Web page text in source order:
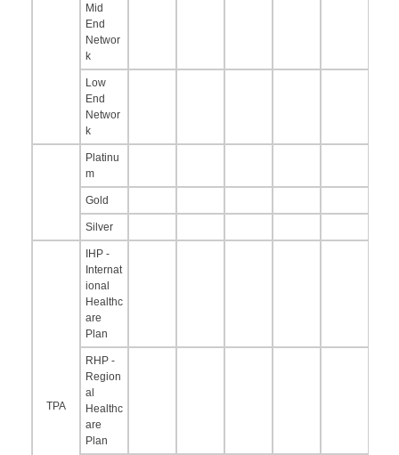
Mid
End
Networ
k
Low
End
Networ
k
Platinu
m
Gold
Silver
TPA
IHP -
Internat
ional
Healthc
are
Plan
RHP -
Region
al
Healthc
are
Plan